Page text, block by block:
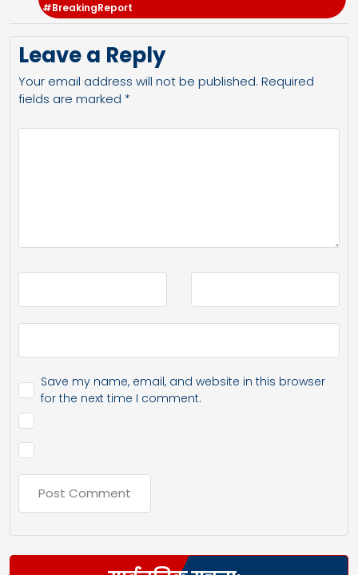
#BreakingReport
Leave a Reply
Your email address will not be published. Required
fields are marked *
Save my name, email, and website in this browser
for the next time I comment.